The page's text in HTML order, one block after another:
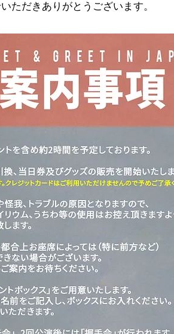
ただきありがとうございます。